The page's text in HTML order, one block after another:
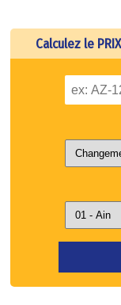
Calculez le